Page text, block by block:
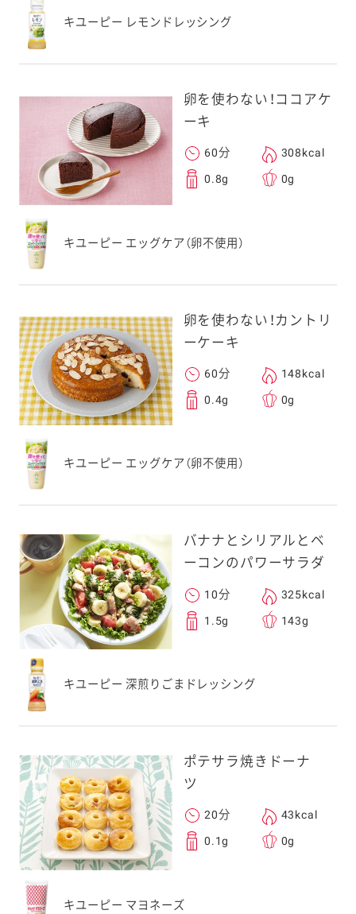
キユーピー レモンドレッシング
卵を使わない！ココアケ
ーキ
60分 308kcal
0.8g 0g
キユーピー エッグケア（卵不使用）
卵を使わない！カントリ
ーケーキ
60分 148kcal
0.4g 0g
キユーピー エッグケア（卵不使用）
バナナとシリアルとベ
ーコンのパワーサラダ
10分 325kcal
1.5g 143g
キユーピー 深煎りごまドレッシング
ポテサラ焼きドーナ
ツ
20分 43kcal
0.1g 0g
キユーピー マヨネーズ